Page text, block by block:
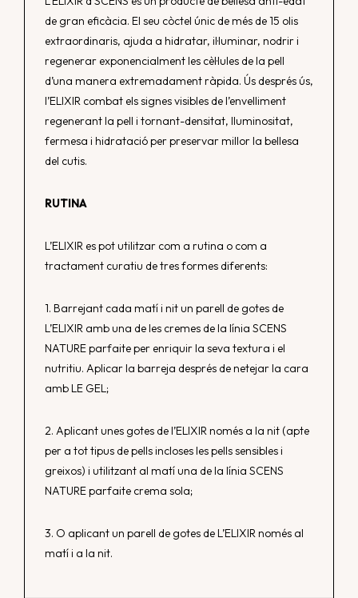
de gran eficàcia. El seu còctel únic de més de 15 olis
extraordinaris, ajuda a hidratar, il·luminar, nodrir i
regenerar exponencialment les cèl·lules de la pell
d’una manera extremadament ràpida. Ús després ús,
l’ELIXIR combat els signes visibles de l’envelliment
regenerant la pell i tornant-densitat, lluminositat,
fermesa i hidratació per preservar millor la bellesa
del cutis.
RUTINA
L’ELIXIR es pot utilitzar com a rutina o com a
tractament curatiu de tres formes diferents:
1. Barrejant cada matí i nit un parell de gotes de
L’ELIXIR amb una de les cremes de la línia SCENS
NATURE parfaite per enriquir la seva textura i el
nutritiu. Aplicar la barreja després de netejar la cara
amb LE GEL;
2. Aplicant unes gotes de l’ELIXIR només a la nit (apte
per a tot tipus de pells incloses les pells sensibles i
greixos) i utilitzant al matí una de la línia SCENS
NATURE parfaite crema sola;
3. O aplicant un parell de gotes de L’ELIXIR només al
matí i a la nit.